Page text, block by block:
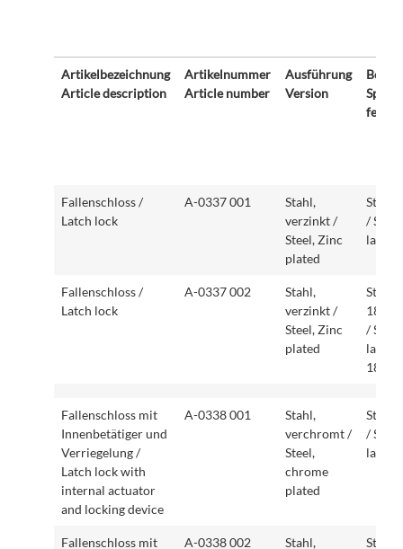
Artikelbezeichnung
Article description
Artikelnummer
Article number
Ausführung
Version
Artikelbezeichnung
Article description
Artikelnummer
Ausführung
Version
Fallenschloss /
Latch lock
A-0337 001
Stahl,
verzinkt /
Steel, Zinc
plated
/
latch
Fallenschloss /
Latch lock
A-0337 002
Stahl,
verzinkt /
Steel, Zinc
plated
180°
/
latch,
180
Fallenschloss mit
Innenbetätiger und
Verriegelung /
Latch lock with
internal actuator
and locking device
A-0338 001
Stahl,
verchromt /
Steel,
chrome
plated
/
latch
Fallenschloss mit
A-0338 002
Stahl,